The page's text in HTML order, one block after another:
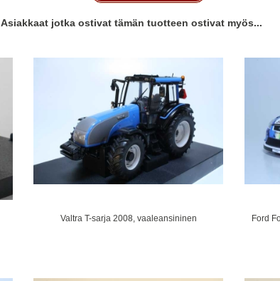
Asiakkaat jotka ostivat tämän tuotteen ostivat myös...
Valtra T-sarja 2008, vaaleansininen
Ford